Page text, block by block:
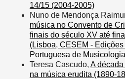
14/15 (2004-2005)
Nuno de Mendonça
música no Convento de
finais do século XV até
(Lisboa, CESEM -
Portuguesa de
Teresa Cascudo, A
na música erudita (1890-